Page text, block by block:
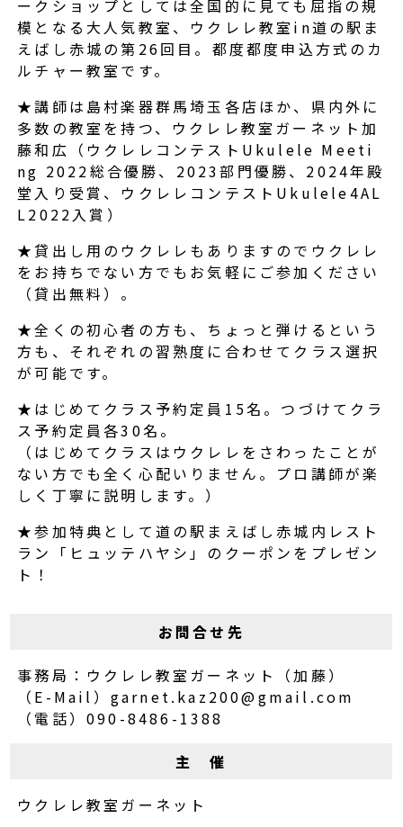
ークショップとしては全国的に見ても屈指の規
模となる大人気教室、ウクレレ教室in道の駅ま
えばし赤城の第26回目。都度都度申込方式のカ
ルチャー教室です。
★講師は島村楽器群馬埼玉各店ほか、県内外に
多数の教室を持つ、ウクレレ教室ガーネット加
藤和広（ウクレレコンテストUkulele Meeti
ng 2022総合優勝、2023部門優勝、2024年殿
堂入り受賞、ウクレレコンテストUkulele4AL
L2022入賞）
★貸出し用のウクレレもありますのでウクレレ
をお持ちでない方でもお気軽にご参加ください
（貸出無料）。
★全くの初心者の方も、ちょっと弾けるという
方も、それぞれの習熟度に合わせてクラス選択
が可能です。
★はじめてクラス予約定員15名。つづけてクラ
ス予約定員各30名。
（はじめてクラスはウクレレをさわったことが
ない方でも全く心配いりません。プロ講師が楽
しく丁寧に説明します。）
★参加特典として道の駅まえばし赤城内レスト
ラン「ヒュッテハヤシ」のクーポンをプレゼン
ト！
お問合せ先
事務局：ウクレレ教室ガーネット（加藤）
（E-Mail）garnet.kaz200@gmail.com
（電話）090-8486-1388
主 催
ウクレレ教室ガーネット